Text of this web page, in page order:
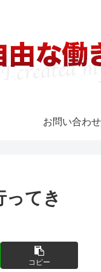
お問い合わせ
てき
コピー